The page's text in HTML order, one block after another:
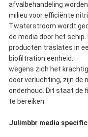
afvalbehandeling
milieu voor efficiënte
Twaterstroom wordt
de media door het
producten traslates in
biofiltration eenheid.
wegens zich het
door verluchting, zijn de
onderhoud. Dit staat de
te bereiken
Julimbbr media